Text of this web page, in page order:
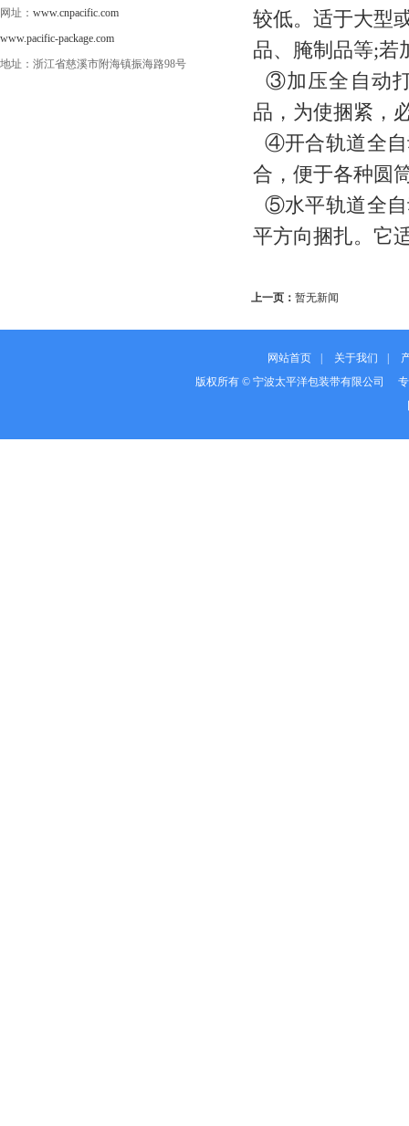
网址： www.cnpacific.com
www.pacific-package.com
地址：浙江省慈溪市附海镇振海路98号
较低。适于大型
品、腌制品等;若
③加压全自动
品，为使捆紧，
④开合轨道全自
合，便于各种圆
⑤水平轨道全自
平方向捆扎。它
上一页： 暂无新闻
网站首页 关于我们
版权所有 © 宁波太平洋包装带有限公司 专